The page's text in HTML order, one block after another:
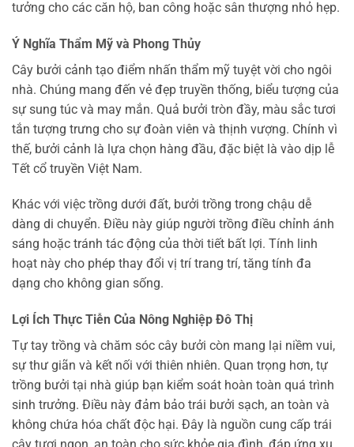
tưởng cho các căn hộ, ban công hoặc sân thượng nhỏ hẹp.
Ý Nghĩa Thẩm Mỹ và Phong Thủy
Cây bưởi cảnh tạo điểm nhấn thẩm mỹ tuyệt vời cho ngôi
nhà. Chúng mang đến vẻ đẹp truyền thống, biểu tượng của
sự sung túc và may mắn. Quả bưởi tròn đầy, màu sắc tươi
tắn tượng trưng cho sự đoàn viên và thịnh vượng. Chính vì
thế, bưởi cảnh là lựa chọn hàng đầu, đặc biệt là vào dịp lễ
Tết cổ truyền Việt Nam.
Khác với việc trồng dưới đất, bưởi trồng trong chậu dễ
dàng di chuyển. Điều này giúp người trồng điều chỉnh ánh
sáng hoặc tránh tác động của thời tiết bất lợi. Tính linh
hoạt này cho phép thay đổi vị trí trang trí, tăng tính đa
dạng cho không gian sống.
Lợi Ích Thực Tiễn Của Nông Nghiệp Đô Thị
Tự tay trồng và chăm sóc cây bưởi còn mang lại niềm vui,
sự thư giãn và kết nối với thiên nhiên. Quan trọng hơn, tự
trồng bưởi tại nhà giúp bạn kiểm soát hoàn toàn quá trình
sinh trưởng. Điều này đảm bảo trái bưởi sạch, an toàn và
không chứa hóa chất độc hại. Đây là nguồn cung cấp trái